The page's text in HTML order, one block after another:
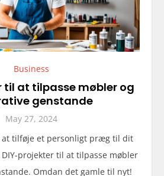
Business
til at tilpasse møbler og
genstande
May 27, 2024
at tilføje et personligt præg til dit
projekter til at tilpasse møbler
Omdan det gamle til nyt!